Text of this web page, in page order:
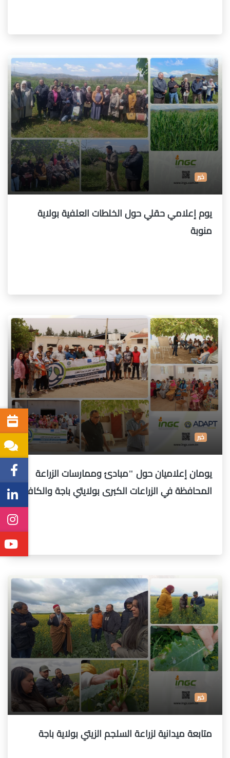
خبر
يوم إعلامي حقلي حول الخلطات العلفية بولاية
منوبة
خبر
يومان إعلاميان حول "مبادئ وممارسات الزراعة
المحافظة في الزراعات الكبرى بولايتي باجة والكاف
خبر
متابعة ميدانية لزراعة السلجم الزيتي بولاية باجة